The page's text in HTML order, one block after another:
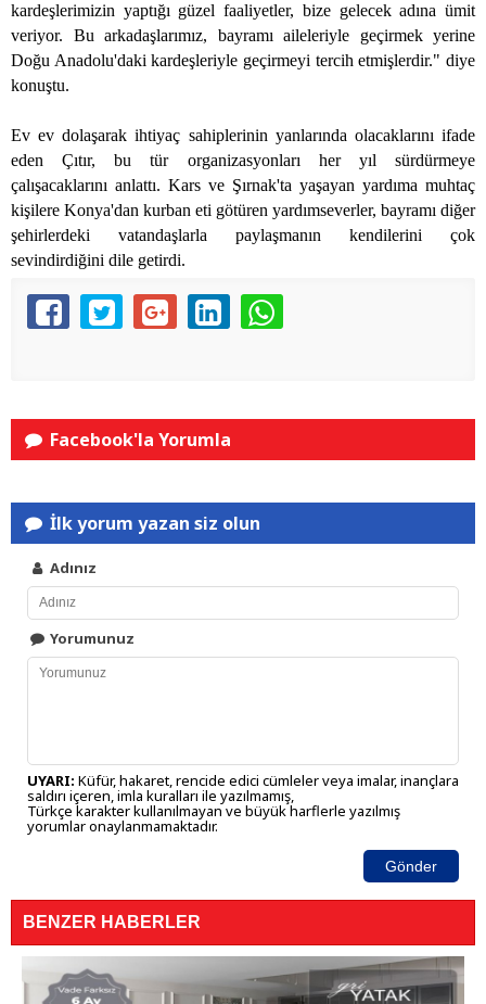
kardeşlerimizin yaptığı güzel faaliyetler, bize gelecek adına ümit
veriyor. Bu arkadaşlarımız, bayramı aileleriyle geçirmek yerine
Doğu Anadolu'daki kardeşleriyle geçirmeyi tercih etmişlerdir." diye
konuştu.
Ev ev dolaşarak ihtiyaç sahiplerinin yanlarında olacaklarını ifade
eden Çıtır, bu tür organizasyonları her yıl sürdürmeye
çalışacaklarını anlattı. Kars ve Şırnak'ta yaşayan yardıma muhtaç
kişilere Konya'dan kurban eti götüren yardımseverler, bayramı diğer
şehirlerdeki vatandaşlarla paylaşmanın kendilerini çok
sevindirdiğini dile getirdi.
Facebook'la Yorumla
İlk yorum yazan siz olun
Adınız
Yorumunuz
UYARI: Küfür, hakaret, rencide edici cümleler veya imalar, inançlara
saldırı içeren, imla kuralları ile yazılmamış,
Türkçe karakter kullanılmayan ve büyük harflerle yazılmış
yorumlar onaylanmamaktadır.
Gönder
BENZER HABERLER